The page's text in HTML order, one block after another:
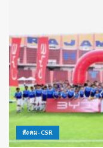
สังคม-CSR